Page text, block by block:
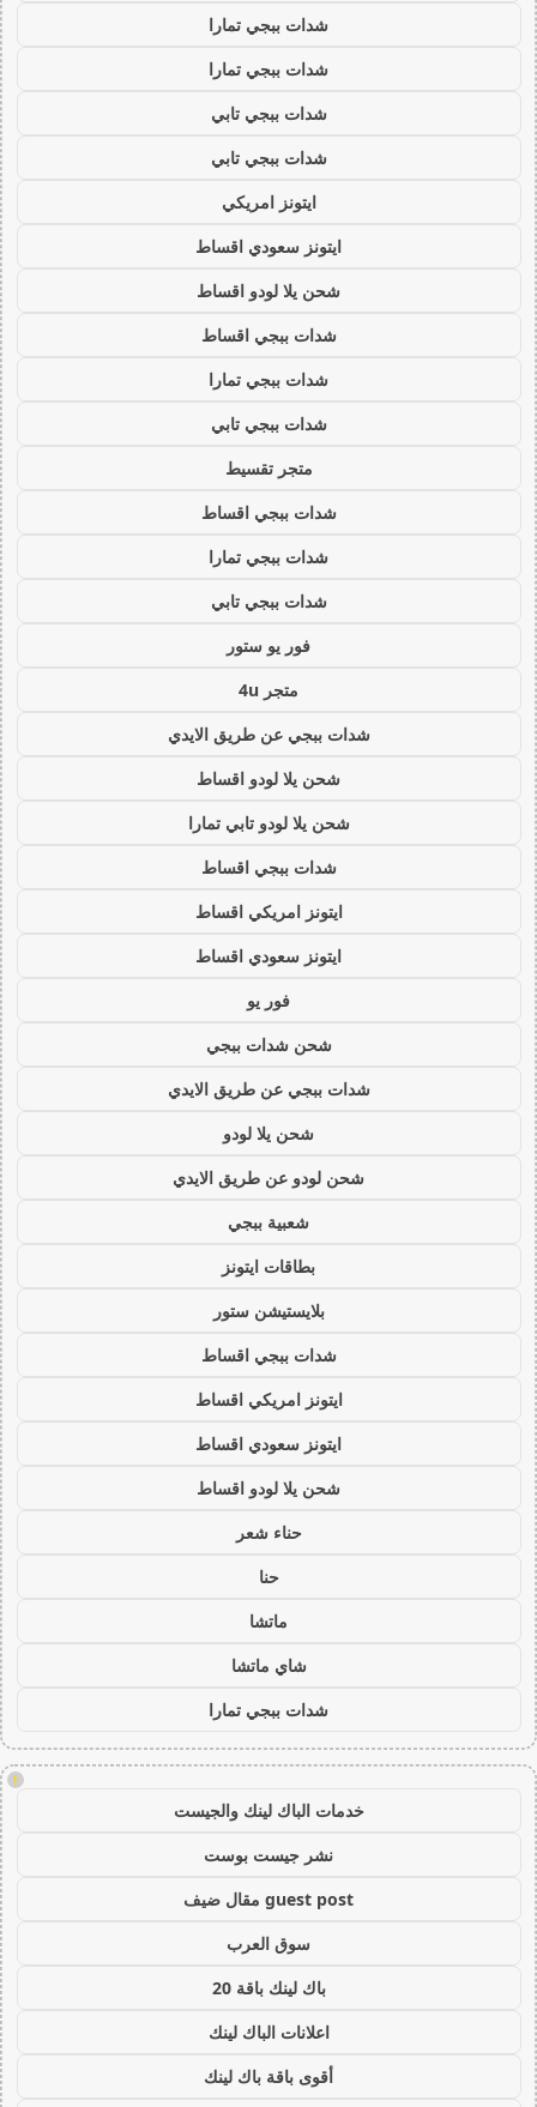
شدات ببجي تمارا
شدات ببجي تمارا
شدات ببجي تابي
شدات ببجي تابي
ايتونز امريكي
ايتونز سعودي اقساط
شحن يلا لودو اقساط
شدات ببجي اقساط
شدات ببجي تمارا
شدات ببجي تابي
متجر تقسيط
شدات ببجي اقساط
شدات ببجي تمارا
شدات ببجي تابي
فور يو ستور
متجر 4u
شدات ببجي عن طريق الايدي
شحن يلا لودو اقساط
شحن يلا لودو تابي تمارا
شدات ببجي اقساط
ايتونز امريكي اقساط
ايتونز سعودي اقساط
فور يو
شحن شدات ببجي
شدات ببجي عن طريق الايدي
شحن يلا لودو
شحن لودو عن طريق الايدي
شعبية ببجي
بطاقات ايتونز
بلايستيشن ستور
شدات ببجي اقساط
ايتونز امريكي اقساط
ايتونز سعودي اقساط
شحن يلا لودو اقساط
حناء شعر
حنا
ماتشا
شاي ماتشا
شدات ببجي تمارا
!
خدمات الباك لينك والجيست
نشر جيست بوست
guest post مقال ضيف
سوق العرب
باك لينك باقة 20
اعلانات الباك لينك
أقوى باقة باك لينك